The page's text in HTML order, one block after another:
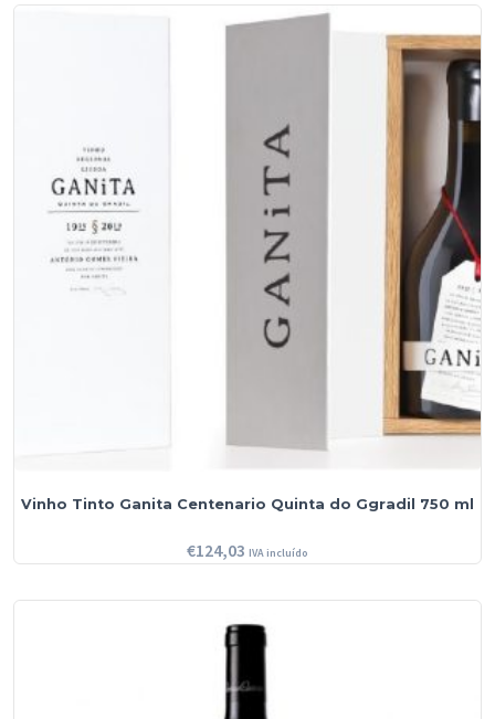
Vinho Tinto Ganita Centenario Quinta do Ggradil 750 ml
€124,03 IVA incluído